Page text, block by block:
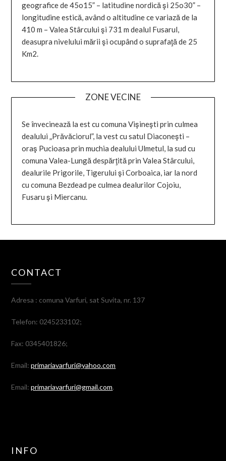
geografice de 45o15” – latitudine nordică şi 25o30” –
longitudine estică, având o altitudine ce variază de la
410 m – Valea Stârcului şi 731 m dealul Fusarul,
deasupra nivelului mării şi ocupând o suprafaţă de 25
Km2.
ZONE VECINE
Se învecinează la est cu comuna Vişineşti prin culmea
dealului „Prăvăciorul”, la vest cu satul Diaconeşti –
oraş Pucioasa prin muchia dealului Ulmetul, la sud cu
comuna Valea-Lungă despărţită prin Valea Stârcului,
dealurile Prigorile, Tigerului şi Corboaica, iar la nord
cu comuna Bezdead pe culmea dealurilor Cojoiu,
Fusaru şi Miercanu.
CONTACT
Adresa : comuna Varfuri, sat Suvita, nr. 137
Telefon: 0245233102;
Fax: 0345401826;
Email:primariavarfuri@yahoo.com
Email:primariavarfuri@gmail.com.
INFO